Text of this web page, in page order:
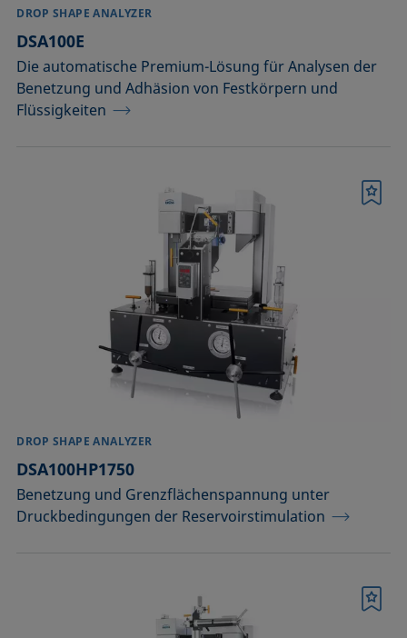
DROP SHAPE ANALYZER
DSA100E
Die automatische Premium-Lösung für Analysen der
Benetzung und Adhäsion von Festkörpern und
Flüssigkeiten
DROP SHAPE ANALYZER
DSA100HP1750
Benetzung und Grenzflächenspannung unter
Druckbedingungen der Reservoirstimulation